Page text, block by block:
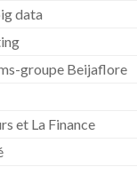
data
groupe Beijaflore
et La Finance